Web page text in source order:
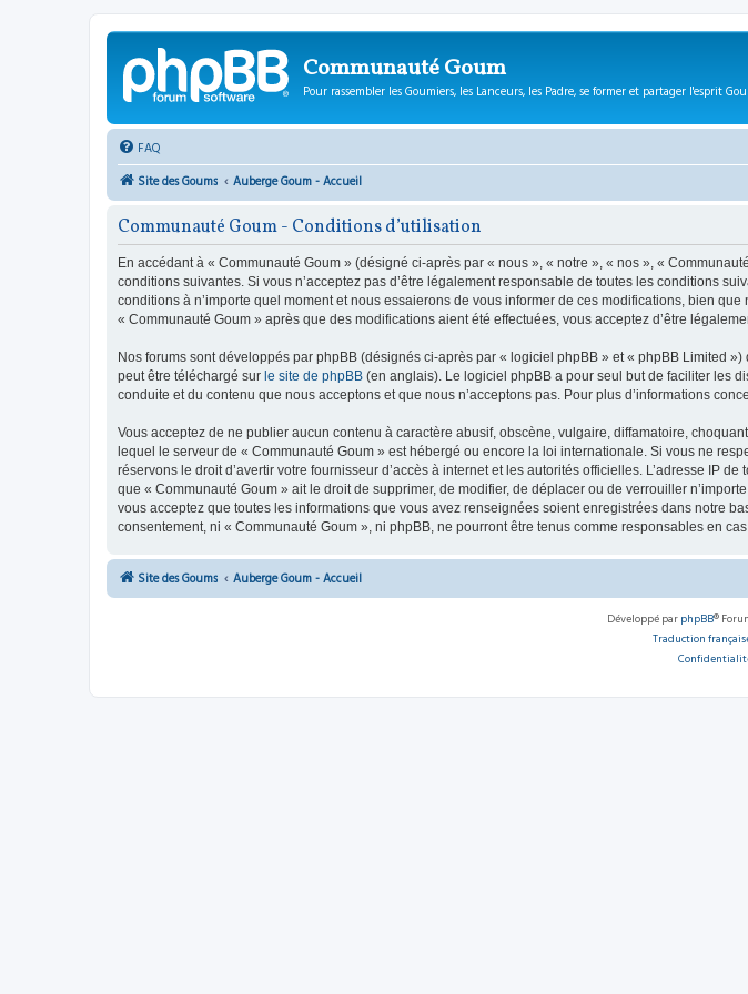
Communauté Goum
Pour rassembler les Goumiers, les Lanceurs, les Padre, se former et partager l'esprit
FAQ
Site des Goums
Auberge Goum - Accueil
Communauté Goum - Conditions d’utilisation
En accédant à « Communauté Goum » (désigné ci-après par « nous », « notre », « nos », «
conditions suivantes. Si vous n’acceptez pas d’être légalement responsable de toutes les conditions
conditions à n’importe quel moment et nous essaierons de vous informer de ces modifications, bien
« Communauté Goum » après que des modifications aient été effectuées, vous acceptez d’être
Nos forums sont développés par phpBB (désignés ci-après par « logiciel phpBB » et « phpBB Limited
peut être téléchargé sur le site de phpBB (en anglais). Le logiciel phpBB a pour seul but de faciliter les
conduite et du contenu que nous acceptons et que nous n’acceptons pas. Pour plus d’informations
Vous acceptez de ne publier aucun contenu à caractère abusif, obscène, vulgaire, diffamatoire,
lequel le serveur de « Communauté Goum » est hébergé ou encore la loi internationale. Si vous ne
réservons le droit d’avertir votre fournisseur d’accès à internet et les autorités officielles. L’adresse IP
que « Communauté Goum » ait le droit de supprimer, de modifier, de déplacer ou de verrouiller
vous acceptez que toutes les informations que vous avez renseignées soient enregistrées dans notre
consentement, ni « Communauté Goum », ni phpBB, ne pourront être tenus comme responsables en
Site des Goums Auberge Goum - Accueil
Développé par phpBB®
Traduction